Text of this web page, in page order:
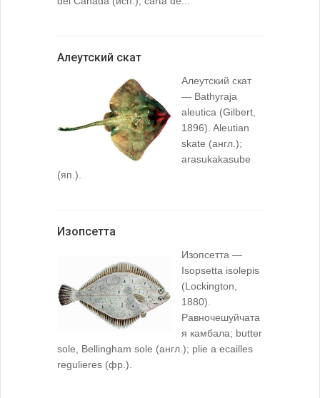
Алеутский скат
Алеутский скат
— Bathyraja
aleutica (Gilbert,
1896). Aleutian
skate (англ.);
arasukakasube
(яп.).
Изопсетта
Изопсетта —
Isopsetta isolepis
(Lockington,
1880).
Равночешуйчата
я камбала; butter
sole, Bellingham sole (англ.); plie a ecailles
regulieres (фр.).